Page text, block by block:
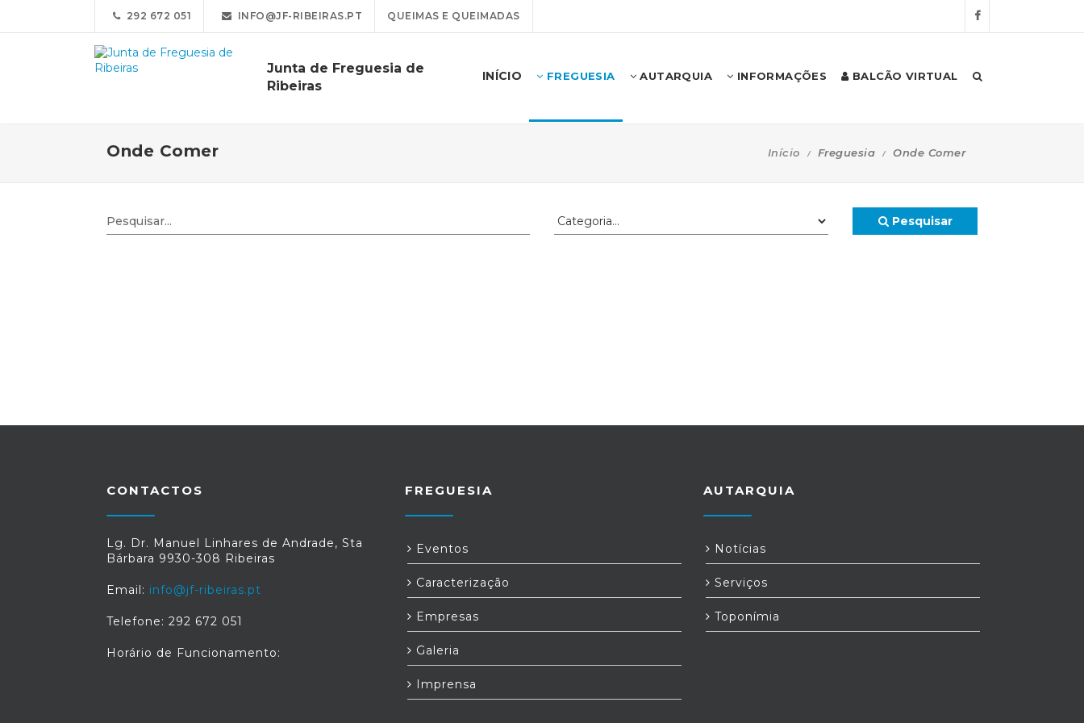
292 672 051 INFO@JF-RIBEIRAS.PT QUEIMAS E QUEIMADAS
Junta de Freguesia de
Ribeiras
INÍCIO FREGUESIA AUTARQUIA INFORMAÇÕES BALCÃO VIRTUAL
Onde Comer Início Freguesia Onde Comer
Pesquisar
CONTACTOS
Lg. Dr. Manuel Linhares de Andrade, Sta
Bárbara 9930-308 Ribeiras
Email: info@jf-ribeiras.pt
Telefone: 292 672 051
Horário de Funcionamento:
FREGUESIA
Eventos
Caracterização
Empresas
Galeria
Imprensa
AUTARQUIA
Notícias
Serviços
Toponímia